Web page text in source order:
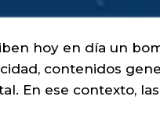
hoy en día un
contenidos
En ese contexto,